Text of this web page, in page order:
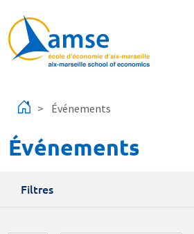
Événements
Événements
Filtres